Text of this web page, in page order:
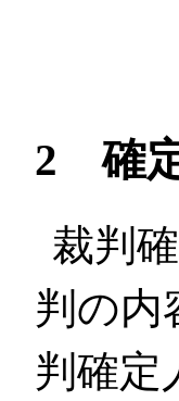
2 確
裁判
判の内
判確定